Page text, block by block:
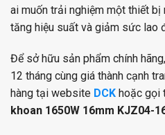
ai muốn trải nghiệm một thiết bị
tăng hiệu suất và giảm sức lao
Để sở hữu sản phẩm chính
12 tháng cùng giá thành cạnh
hàng tại website DCK hoặc gọi
khoan 1650W 16mm KJZ04-